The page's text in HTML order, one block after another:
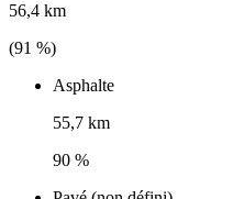
56,4 km
(91 %)
Asphalte
55,7 km
90 %